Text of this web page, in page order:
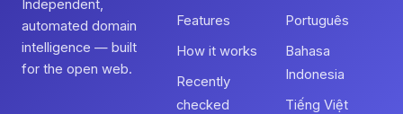
Independent,
automated domain
intelligence — built
for the open web.
Features
How it works
Recently
checked
Português
Bahasa
Indonesia
Tiếng Việt